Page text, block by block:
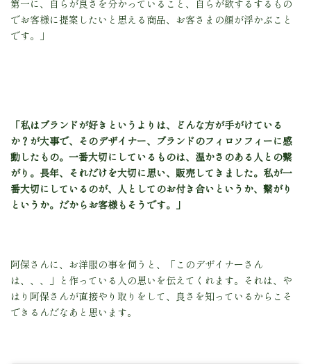
第一に、自らが良さを分かっていること、自らが欲するするもの
でお客様に提案したいと思える商品、お客さまの顔が浮かぶこと
です。」
「私はブランドが好きというよりは、どんな方が手がけている
か？が大事で、そのデザイナー、ブランドのフィロソフィーに感
動したもの。一番大切にしているものは、温かさのある人との繋
がり。長年、それだけを大切に思い、販売してきました。 私が一
番大切にしているのが、人としてのお付き合いというか、繋がり
というか。 だからお客様もそうです。」
阿保さんに、お洋服の事を伺うと、「このデザイナーさん
は、、、」と作っている人の思いを伝えてくれます。それは、や
はり阿保さんが直接やり取りをして、良さを知っているからこそ
できるんだなあと思います。